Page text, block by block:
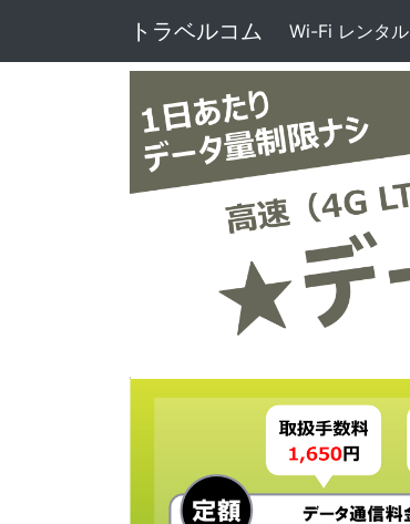
トラベルコム Wi-Fi レンタル